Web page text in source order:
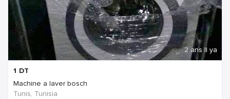
2 ans Il ya
1 DT
Machine a laver bosch
Tunis, Tunisia